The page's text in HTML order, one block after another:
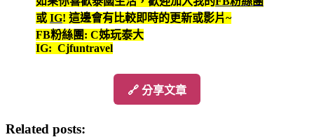
或 IG! 這邊會有比較即時的更新或影片~
FB粉絲團: C姊玩泰大
IG: Cjfuntravel
🔗 分享文章
Related posts: